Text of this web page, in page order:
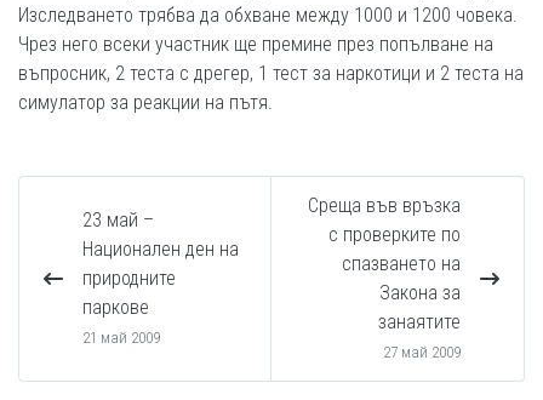
Изследването трябва да обхване между 1000 и 1200 човека.
Чрез него всеки участник ще премине през попълване на
въпросник, 2 теста с дрегер, 1 тест за наркотици и 2 теста на
симулатор за реакции на пътя.
23 май –
Национален ден на
природните
паркове
21 май 2009
Среща във връзка
с проверките по
спазването на
Закона за
занаятите
27 май 2009